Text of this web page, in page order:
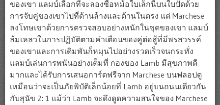
ของเขา แลมบ์เลือกที่จะลองซื้อหม้อใบเล็กนี้บนใบปัดด้วย
การจับคู่ของเขาไปที่ด้านล้างและด้านในตรง แต่ Marchese
ลงโทษเขาด้วยการตรวจสอบอย่างหนักในชุดของเขา แลมบ์
ล้มเหลวในการปฏิบัติตามคำเตือนของคู่ต่อสู้ที่มีพรสวรรค์
ของเขาและการเดิมพันก็หมุนไปอย่างรวดเร็วจนกระทั่ง
แลมบ์เล่นการพนันอย่างเต็มที่ กองของ Lamb มีสุขภาพดี
มากและได้รับการเสนอการ์ดฟรีจาก Marchese บนฟลอปดู
เหมือนว่าจะเป็นภัยพิบัติเล็กน้อยที่ Lamb อยู่บนถนนเดียวกัน
กับสุนัข 2: 1 แม้ว่า Lamb จะดึงดูดความสนใจของ Marchese